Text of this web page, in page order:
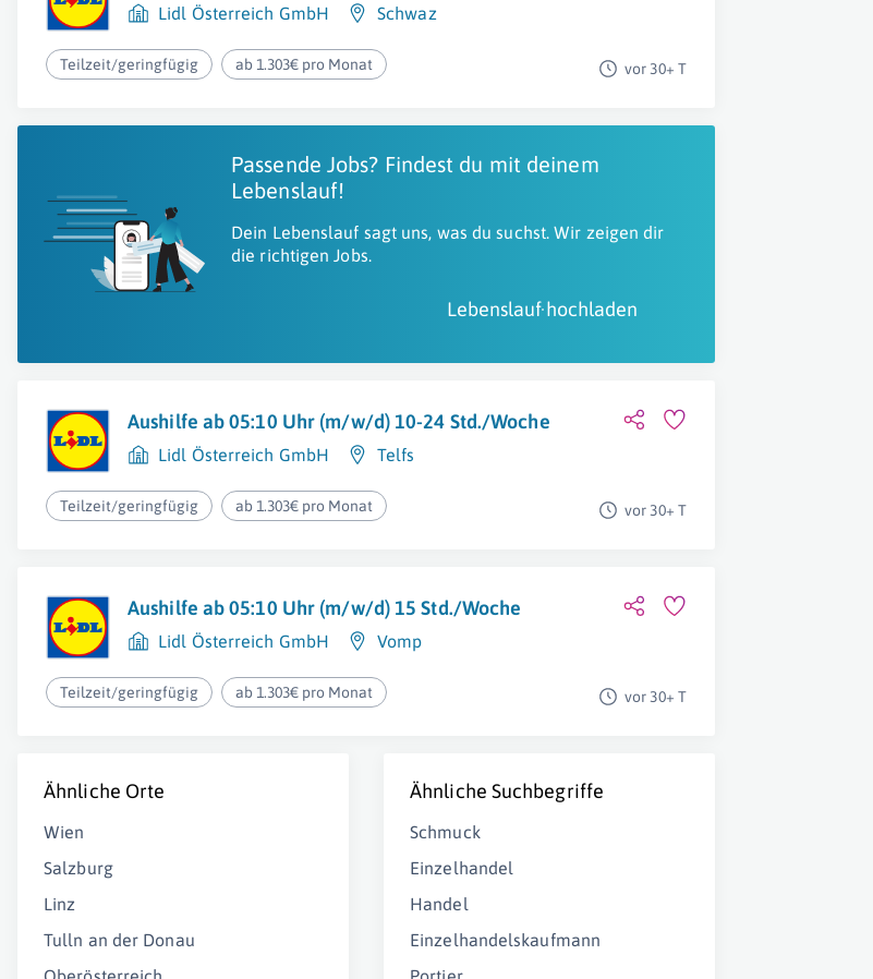
Lidl Österreich GmbH Schwaz
Teilzeit/geringfügig ab 1.303€ pro Monat vor 30+ T
Passende Jobs? Findest du mit deinem
Lebenslauf!
Dein Lebenslauf sagt uns, was du suchst. Wir zeigen dir
die richtigen Jobs.
Lebenslauf hochladen
Aushilfe ab 05:10 Uhr (m/w/d) 10-24 Std./Woche
Lidl Österreich GmbH Telfs
Teilzeit/geringfügig ab 1.303€ pro Monat vor 30+ T
Aushilfe ab 05:10 Uhr (m/w/d) 15 Std./Woche
Lidl Österreich GmbH Vomp
Teilzeit/geringfügig ab 1.303€ pro Monat vor 30+ T
Ähnliche Orte
Wien
Salzburg
Linz
Tulln an der Donau
Ähnliche Suchbegriffe
Schmuck
Einzelhandel
Handel
Einzelhandelskaufmann